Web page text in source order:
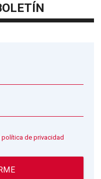
política de privacidad